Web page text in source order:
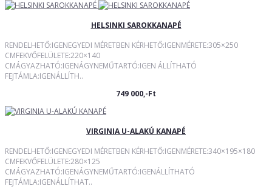
HELSINKI SAROKKANAPÉ
RENDELHETŐ:IGENEGYEDI MÉRETBEN KÉRHETŐ:IGENMÉRETE:305×250
CMFEKVŐFELÜLETE:220×140
CMÁGYAZHATÓ:IGENÁGYNEMŰTARTÓ:IGEN ÁLLÍTHATÓ
FEJTÁMLA:IGENÁLLÍTH..
749 000,-Ft
VIRGINIA U-ALAKÚ KANAPÉ
RENDELHETŐ:IGENEGYEDI MÉRETBEN KÉRHETŐ:IGENMÉRETE:340×195×180
CMFEKVŐFELÜLETE:280×125
CMÁGYAZHATÓ:IGENÁGYNEMŰTARTÓ:IGENÁLLÍTHATÓ
FEJTÁMLA:IGENÁLLÍTHAT..